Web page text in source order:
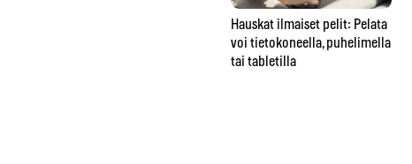
Hauskat ilmaiset pelit: Pelata
voi tietokoneella, puhelimella
tai tabletilla